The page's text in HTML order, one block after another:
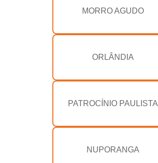
MORRO AGUDO
ORLÂNDIA
PATROCÍNIO PAULISTA
NUPORANGA